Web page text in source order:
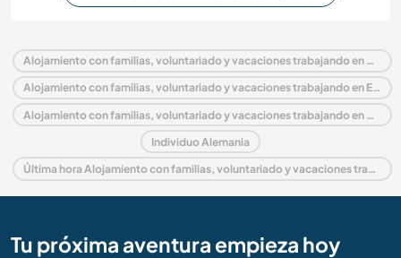
Alojamiento con familias, voluntariado y vacaciones trabajando en Alemania
Alojamiento con familias, voluntariado y vacaciones trabajando en Europa
Alojamiento con familias, voluntariado y vacaciones trabajando en Saxony
Individuo Alemania
Última hora Alojamiento con familias, voluntariado y vacaciones trabajando en Alemania
Tu próxima aventura empieza hoy